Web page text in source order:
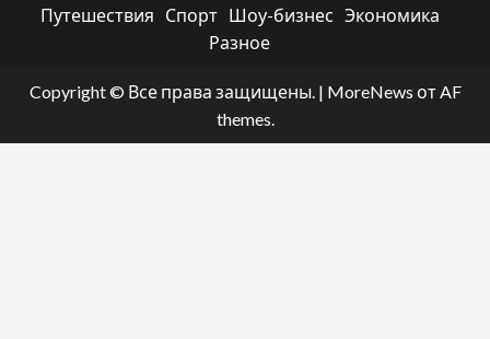
Путешествия
Спорт Шоу-бизнес Экономика
Разное
Copyright © Все права защищены. | MoreNews от AF
themes.